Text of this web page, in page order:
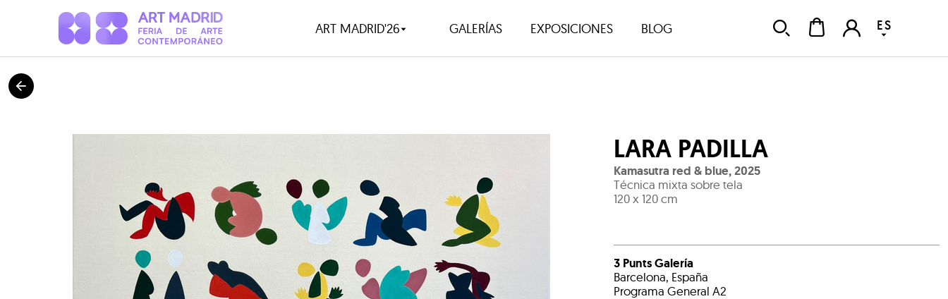
ART MADRID'26 GALERÍAS EXPOSICIONES BLOG ES
LARA PADILLA
Kamasutra red & blue,2025
Técnica mixta sobre tela
120 x 120 cm
3 Punts Galería
Barcelona, España
Programa General A2